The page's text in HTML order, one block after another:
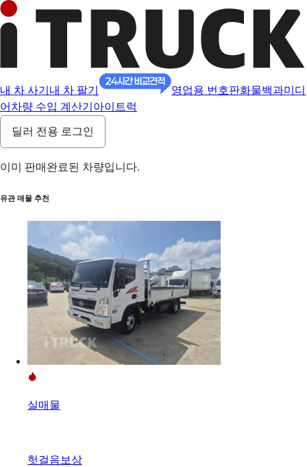
내 차 사기 내 차 팔기 영업용 번호판화물백과미디
어 차량 수입 계산기 아이트럭
딜러 전용 로그인
이미 판매완료된 차량입니다.
유관 매물 추천
실매물
헛걸음보상